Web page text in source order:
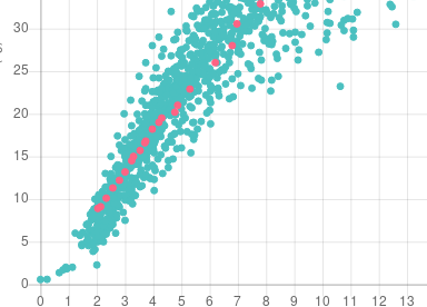
an(s), 3 mois et 9 jour(s) 15 kg
0 an(s), 3 mois et 7 jour(s)
0 an(s), 3 mois et 0 jour(s)
0 an(s), 2 mois et 24 jour(s)
0 an(s), 2 mois et 17 jour(s) 11.3 kg